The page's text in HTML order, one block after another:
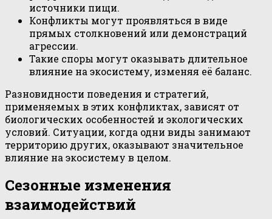
источники пищи.
Конфликты могут проявляться в виде
прямых столкновений или демонстраций
агрессии.
Такие споры могут оказывать длительное
влияние на экосистему, изменяя её баланс.
Разновидности поведения и стратегий,
применяемых в этих конфликтах, зависят от
биологических особенностей и экологических
условий. Ситуации, когда одни виды занимают
территорию других, оказывают значительное
влияние на экосистему в целом.
Сезонные изменения
взаимодействий